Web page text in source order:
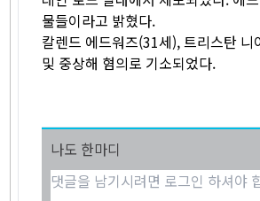
물들이라고 밝혔다.
칼렌드 에드워즈(31세), 트리스탄
및 중상해 혐의로 기소되었다.
나도 한마디